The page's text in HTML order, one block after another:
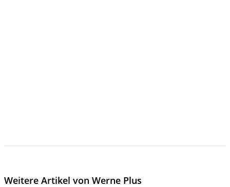
Weitere Artikel von Werne Plus